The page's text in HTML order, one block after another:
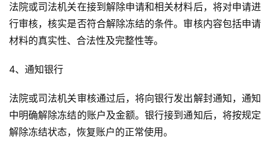
法院或司法机关在接到解除申请和相关材料后，将对申请进
行审核，核实是否符合解除冻结的条件。审核内容包括申请
材料的真实性、合法性及完整性等。
4、通知银行
法院或司法机关审核通过后，将向银行发出解封通知，通知
中明确解除冻结的账户及金额。银行接到通知后，将按规定
解除冻结状态，恢复账户的正常使用。